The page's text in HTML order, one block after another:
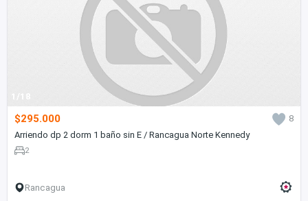
1/18
$295.000
8
Arriendo dp 2 dorm 1 baño sin E / Rancagua Norte Kennedy
2
Rancagua